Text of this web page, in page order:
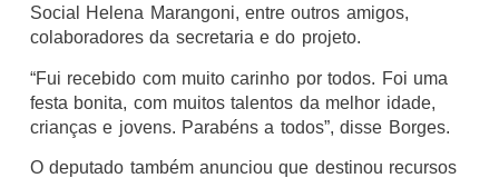
Social Helena Marangoni, entre outros amigos,
colaboradores da secretaria e do projeto.
“Fui recebido com muito carinho por todos. Foi uma
festa bonita, com muitos talentos da melhor idade,
crianças e jovens. Parabéns a todos”, disse Borges.
O deputado também anunciou que destinou recursos